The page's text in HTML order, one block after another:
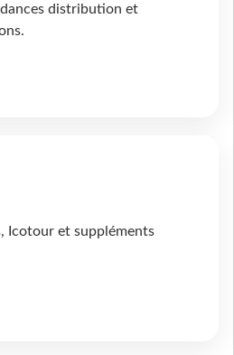
distribution et
Icotour et suppléments